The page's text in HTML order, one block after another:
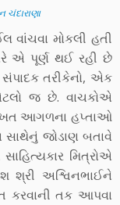
ચંદારાણા
મોકલી હતી
એ પૂર્ણ થઈ રહી છે
તરીકેનો, એક
જ છે. વાચકોએ
આગળના હપ્તાઓ
જોડાણ બતાવે
મિત્રોએ
શ્રી અશ્વિનભાઈને
કરવાની તક આપવા